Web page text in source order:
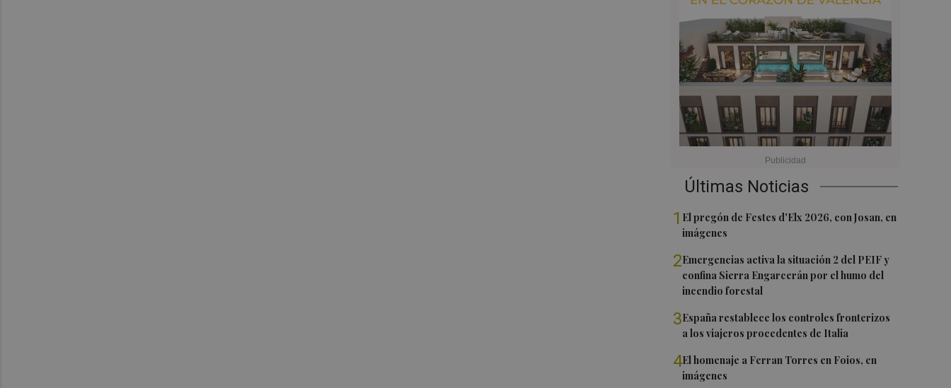
Últimas Noticias
1 El pregón de Festes d'Elx 2026, con Josan, en
imágenes
2Emergencias activa la situación 2 del PEIF y
confina Sierra Engarcerán por el humo del
incendio forestal
3España restablece los controles fronterizos
a los viajeros procedentes de Italia
4El homenaje a Ferran Torres en Foios, en
imágenes